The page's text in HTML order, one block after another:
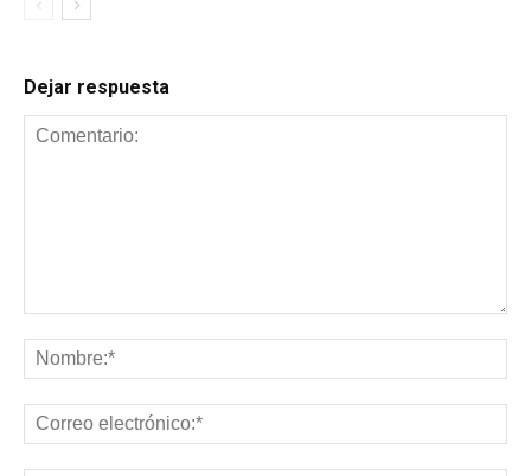
Dejar respuesta